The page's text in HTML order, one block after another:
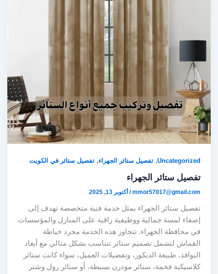
Uncategorized
,تفصيل ستائر الجهراء, تفصيل ستائر في الكويت
تفصيل ستائر الجهراء
mmor57017@gmail.com
/أكتوبر 13, 2025
تفصيل ستائر الجهراء يمثل خدمة فنية متخصصة تهدف إلى
إضفاء لمسة جمالية ووظيفية راقية على المنازل والمؤسسات
في محافظة الجهراء. تتجاوز هذه الخدمة مجرد خياطة
القماش لتشمل تصميم ستائر تتناسب بشكل مثالي مع أبعاد
النوافذ، طبيعة الديكور، وتفضيلات العميل، سواء كانت ستائر
كلاسيكية فخمة، ستائر مودرن بسيطة، أو ستائر رول وشتر